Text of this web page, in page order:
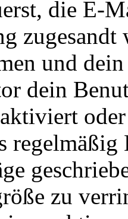
die E-
und
dein
zu